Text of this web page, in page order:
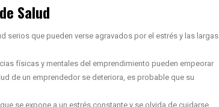
Salud
serios que pueden verse agravados por el estrés y las largas
físicas y mentales del emprendimiento pueden empeorar
de un emprendedor se deteriora, es probable que su
se expone a un estrés constante y se olvida de cuidarse